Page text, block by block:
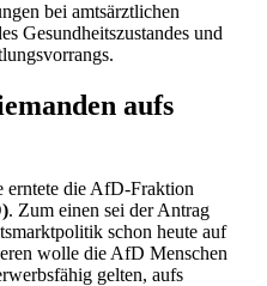
bei amtsärztlichen
Gesundheitszustandes und
aufs
erntete die AfD-Fraktion
. Zum einen sei der Antrag
schon heute auf
wolle die AfD Menschen
gelten, aufs